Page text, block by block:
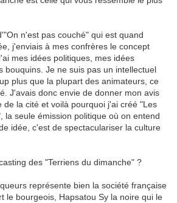
n'est pas couché" qui est quand
j'enviais à mes confrères le concept
mes idées politiques, mes idées
bouquins. Je ne suis pas un intellectuel
plus que la plupart des animateurs, ce
J'avais donc envie de donner mon avis
de la cité et voilà pourquoi j'ai créé "Les
la seule émission politique où on entend
idée, c'est de spectaculariser la culture
des "Terriens du dimanche" ?
représente bien la société française
le bourgeois, Hapsatou Sy la noire qui le